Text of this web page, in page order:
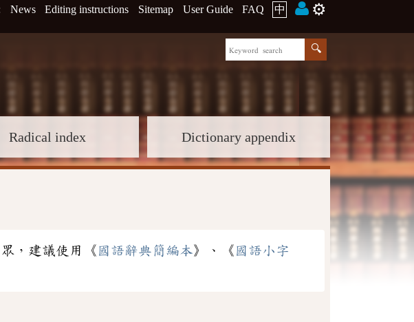
News Editing instructions Sitemap User Guide FAQ 中 ⚙️
Radical index Dictionary appendix
，建議使用《 國語辭典簡編本》、《 國語小字